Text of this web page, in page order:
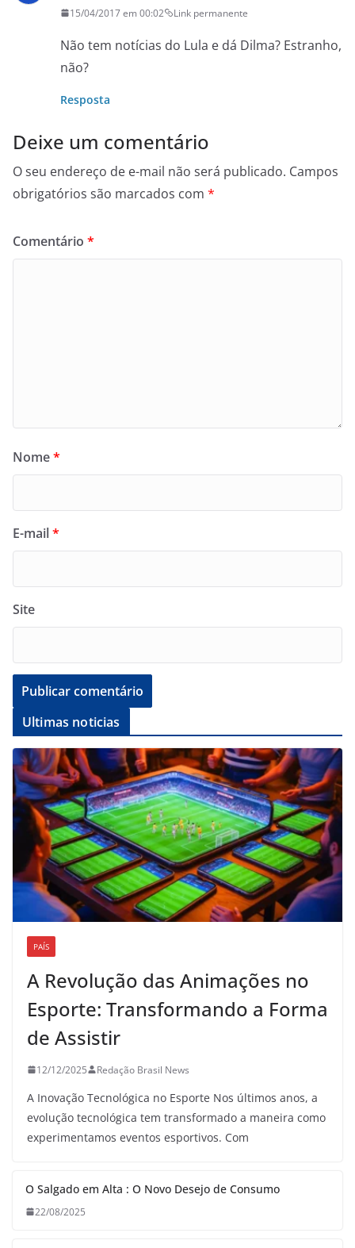
15/04/2017 em 00:02 Link permanente
Não tem notícias do Lula e dá Dilma? Estranho,
não?
Resposta
Deixe um comentário
O seu endereço de e-mail não será publicado. Campos
obrigatórios são marcados com *
Comentário *
Nome*
E-mail*
Site
Ultimas noticias
PAÍS
A Revolução das Animações no
Esporte: Transformando a Forma
de Assistir
12/12/2025 Redação Brasil News
A Inovação Tecnológica no Esporte Nos últimos anos, a
evolução tecnológica tem transformado a maneira como
experimentamos eventos esportivos. Com
O Salgado em Alta : O Novo Desejo de Consumo
22/08/2025